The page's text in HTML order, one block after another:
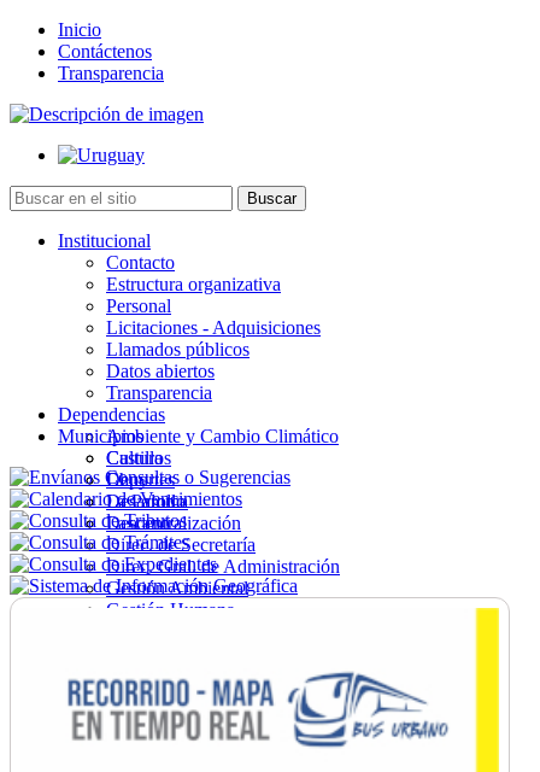
Inicio
Contáctenos
Transparencia
Institucional
Contacto
Estructura organizativa
Personal
Licitaciones - Adquisiciones
Llamados públicos
Datos abiertos
Transparencia
Dependencias
Ambiente y Cambio Climático
Cultura
Deportes
Desarrollo
Descentralización
Direc. de Secretaría
Direc. Gral. de Administración
Gestión Ambiental
Gestión Humana
Ordenamiento
Promoción Social
Salud
Secretaría General
Municipios
Castillos
Chuy
La Paloma
Lascano